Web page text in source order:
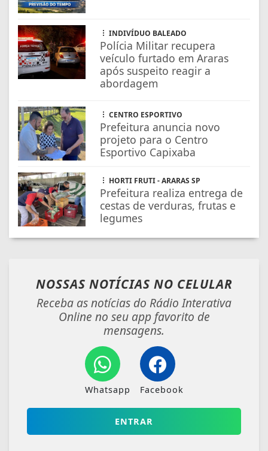
INDIVÍDUO BALEADO
Polícia Militar recupera
veículo furtado em Araras
após suspeito reagir a
abordagem
CENTRO ESPORTIVO
Prefeitura anuncia novo
projeto para o Centro
Esportivo Capixaba
HORTI FRUTI - ARARAS SP
Prefeitura realiza entrega de
cestas de verduras, frutas e
legumes
NOSSAS NOTÍCIAS NO CELULAR
Receba as notícias do Rádio Interativa
Online no seu app favorito de
mensagens.
Whatsapp Facebook
ENTRAR